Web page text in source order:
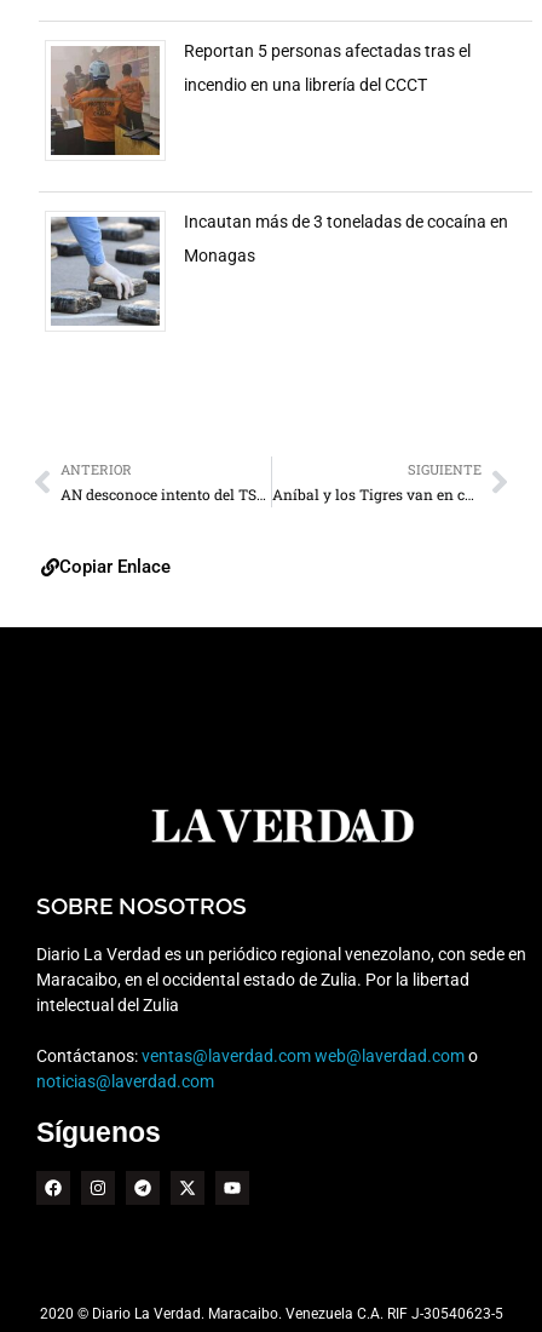
Reportan 5 personas afectadas tras el
incendio en una librería del CCCT
Incautan más de 3 toneladas de cocaína en
Monagas
ANTERIOR
AN desconoce intento del TSJ de “liquidar” al nuevo Parlamento
SIGUIENTE
Aníbal y los Tigres van en caída libre
Copiar Enlace
SOBRE NOSOTROS
Diario La Verdad es un periódico regional venezolano, con sede en
Maracaibo, en el occidental estado de Zulia. Por la libertad
intelectual del Zulia
Contáctanos:ventas@laverdad.comweb@laverdad.como
noticias@laverdad.com
Síguenos
2020 © Diario La Verdad. Maracaibo. Venezuela C.A. RIF J-30540623-5